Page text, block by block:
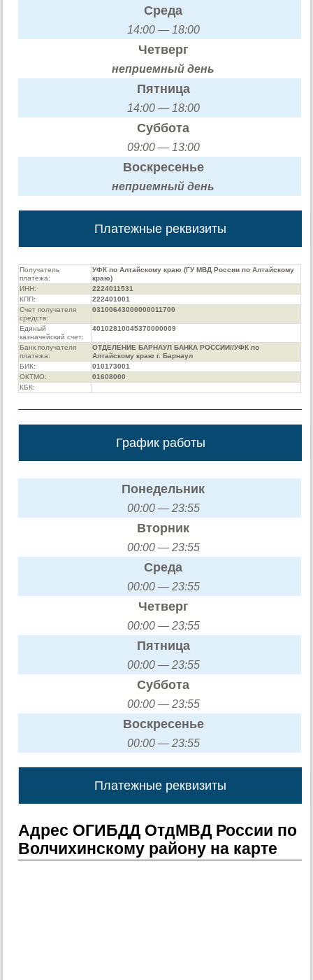
Среда
14:00 — 18:00
Четверг
неприемный день
Пятница
14:00 — 18:00
Суббота
09:00 — 13:00
Воскресенье
неприемный день
Платежные реквизиты
Получатель
платежа:
УФК по Алтайскому краю (ГУ МВД России по Алтайскому
краю)
ИНН:
2224011531
КПП:
222401001
Счет получателя
средств:
03100643000000011700
Единый
казначейский счет:
40102810045370000009
Банк получателя
платежа:
ОТДЕЛЕНИЕ БАРНАУЛ БАНКА РОССИИ//УФК по
Алтайскому краю г. Барнаул
БИК:
010173001
ОКТМО:
01608000
КБК:
График работы
Понедельник
00:00 — 23:55
Вторник
00:00 — 23:55
Среда
00:00 — 23:55
Четверг
00:00 — 23:55
Пятница
00:00 — 23:55
Суббота
00:00 — 23:55
Воскресенье
00:00 — 23:55
Платежные реквизиты
Адрес ОГИБДД ОтдМВД России по
Волчихинскому району на карте